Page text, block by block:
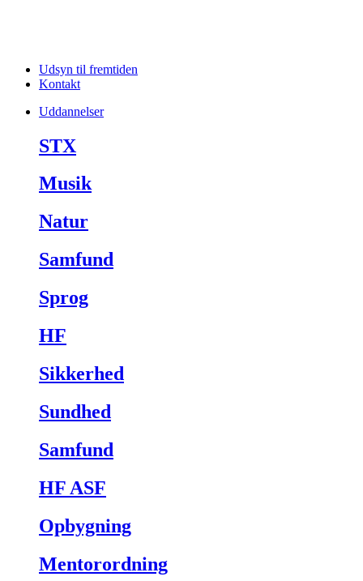
Udsyn til fremtiden
Kontakt
Uddannelser
STX
Musik
Natur
Samfund
Sprog
HF
Sikkerhed
Sundhed
Samfund
HF ASF
Opbygning
Mentorordning